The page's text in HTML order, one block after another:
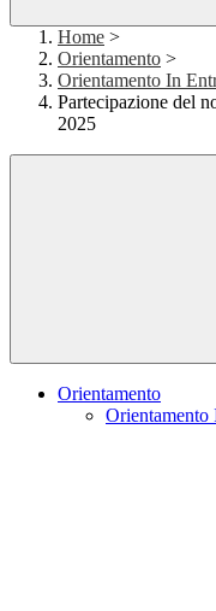
Home >
Orientamento >
Orientamento In
Partecipazione del
2025
Orientamento
Orientamento